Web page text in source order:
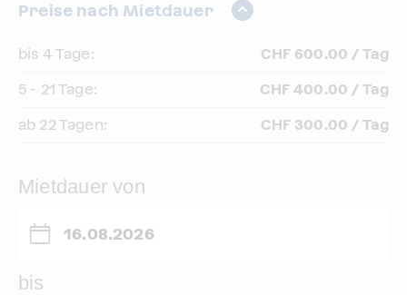
Preise nach Mietdauer
bis 4 Tage: CHF 600.00 / Tag
5 - 21 Tage: CHF 400.00 / Tag
ab 22 Tagen: CHF 300.00 / Tag
Mietdauer von
bis